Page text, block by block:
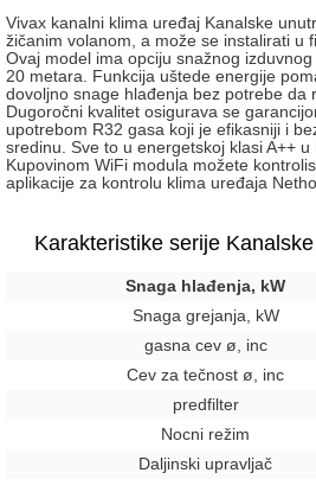
Vivax kanalni klima uređaj Kanalske
žičanim volanom, a može se instalirati u
Ovaj model ima opciju snažnog
20 metara. Funkcija uštede energije
dovoljno snage hlađenja bez potrebe da
Dugoročni kvalitet osigurava se
upotrebom R32 gasa koji je efikasniji i
sredinu. Sve to u energetskoj klasi A++ u
Kupovinom WiFi modula možete
aplikacije za kontrolu klima uređaja
Karakteristike serije
Snaga hlađenja, kW
Snaga grejanja, kW
gasna cev ø, inc
Cev za tečnost ø, inc
predfilter
Nocni režim
Daljinski upravljač